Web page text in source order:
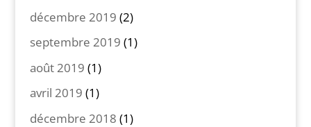
décembre 2019 (2)
septembre 2019 (1)
août 2019 (1)
avril 2019 (1)
décembre 2018 (1)